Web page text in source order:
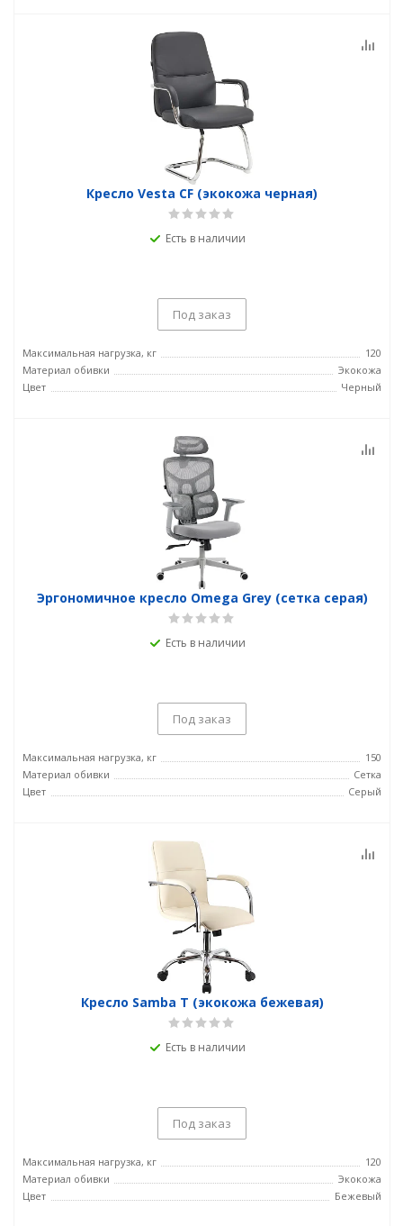
Кресло Vesta CF (экокожа черная)
Есть в наличии
Под заказ
Максимальная нагрузка, кг
120
Материал обивки
Экокожа
Цвет
Черный
Эргономичное кресло Omega Grey (сетка серая)
Есть в наличии
Под заказ
Максимальная нагрузка, кг
150
Материал обивки
Сетка
Цвет
Серый
Кресло Samba T (экокожа бежевая)
Есть в наличии
Под заказ
Максимальная нагрузка, кг
120
Материал обивки
Экокожа
Цвет
Бежевый